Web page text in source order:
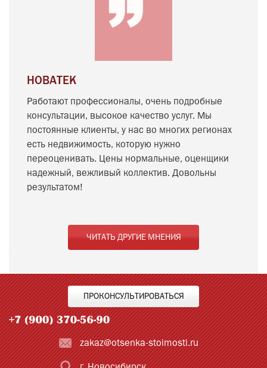
НОВАТЕК
Работают профессионалы, очень подробные
консультации, высокое качество услуг. Мы
постоянные клиенты, у нас во многих регионах
есть недвижимость, которую нужно
переоценивать. Цены нормальные, оценщики
надежный, вежливый коллектив. Довольны
результатом!
ЧИТАТЬ ДРУГИЕ МНЕНИЯ
ПРОКОНСУЛЬТИРОВАТЬСЯ
zakaz@otsenka-stoimosti.ru